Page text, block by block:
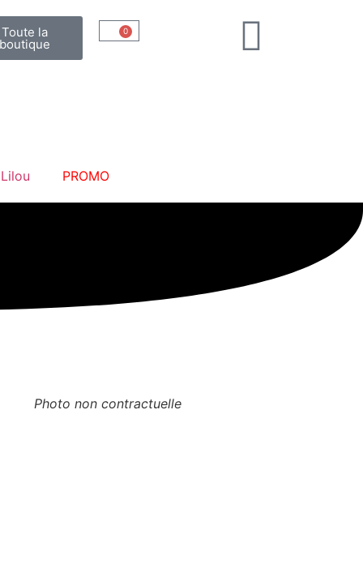
Toute la
boutique
0
PROMO
Photo non contractuelle